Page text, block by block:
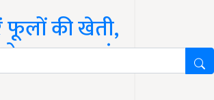
की खेती,
के साथ कमाएं